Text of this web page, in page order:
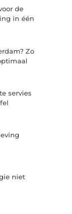
de
in één
Zo
servies
niet